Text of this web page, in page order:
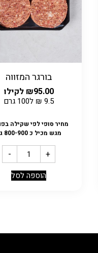
בורגר המזווה
₪95.00 לקילו
9.5
₪ ל100 גרם
מחיר סופי לפי שקילה
מגש מכיל כ 800-900 גר
- +
הוספה לסל